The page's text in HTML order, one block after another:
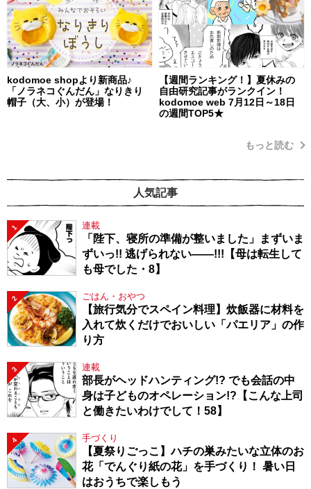
kodomoe shopより新商品♪
「ノラネコぐんだん」なりきり
帽子（大、小）が登場！
【週間ランキング！】夏休みの
自由研究記事がランクイン！
kodomoe web 7月12日～18日
の週間TOP5★
もっと読む
人気記事
1 連載
「陛下、寝所の準備が整いました」まずいま
ずいっ!! 逃げられない――!!!【母は転生して
も母でした・8】
2 ごはん・おやつ
【旅行気分でスペイン料理】炊飯器に材料を
入れて炊くだけでおいしい「パエリア」の作
り方
3 連載
部長がヘッドハンティング!? でも会話の中
身は子どものオペレーション!?【こんな上司
と働きたいわけでして！58】
4 手づくり
【夏祭りごっこ】ハチの巣みたいな立体のお
花「でんぐり紙の花」を手づくり！ 暑い日
はおうちで楽しもう